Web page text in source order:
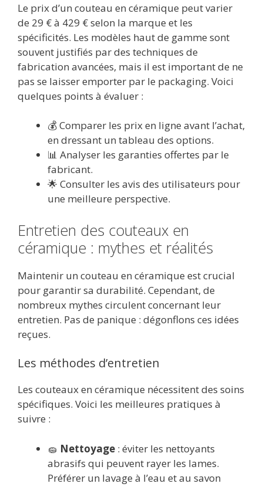
Le prix d’un couteau en céramique peut varier
de 29 € à 429 € selon la marque et les
spécificités. Les modèles haut de gamme sont
souvent justifiés par des techniques de
fabrication avancées, mais il est important de ne
pas se laisser emporter par le packaging. Voici
quelques points à évaluer :
💰 Comparer les prix en ligne avant l’achat,
en dressant un tableau des options.
📊 Analyser les garanties offertes par le
fabricant.
🌟 Consulter les avis des utilisateurs pour
une meilleure perspective.
Entretien des couteaux en
céramique : mythes et réalités
Maintenir un couteau en céramique est crucial
pour garantir sa durabilité. Cependant, de
nombreux mythes circulent concernant leur
entretien. Pas de panique : dégonflons ces idées
reçues.
Les méthodes d’entretien
Les couteaux en céramique nécessitent des soins
spécifiques. Voici les meilleures pratiques à
suivre :
🧽 Nettoyage : éviter les nettoyants
abrasifs qui peuvent rayer les lames.
Préférer un lavage à l’eau et au savon